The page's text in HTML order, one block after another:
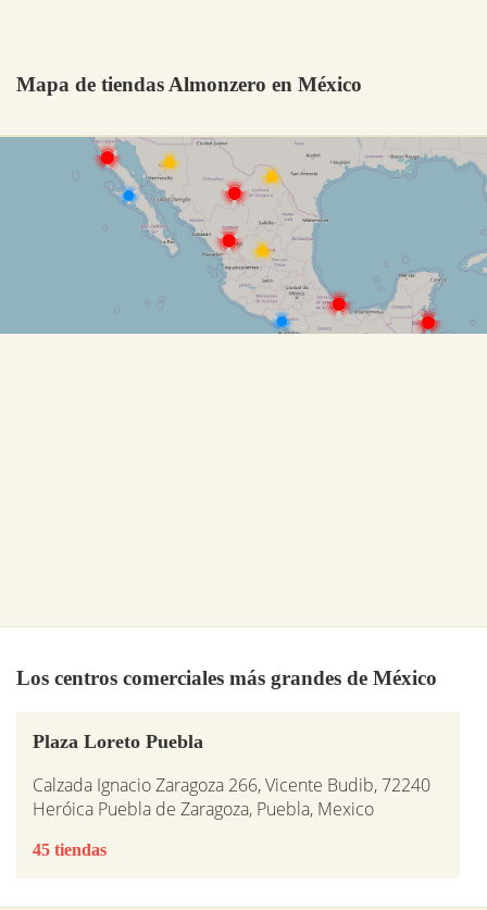
Mapa de tiendas Almonzero en México
Los centros comerciales más grandes de México
Plaza Loreto Puebla
Calzada Ignacio Zaragoza 266, Vicente Budib, 72240
Heróica Puebla de Zaragoza, Puebla, Mexico
45 tiendas